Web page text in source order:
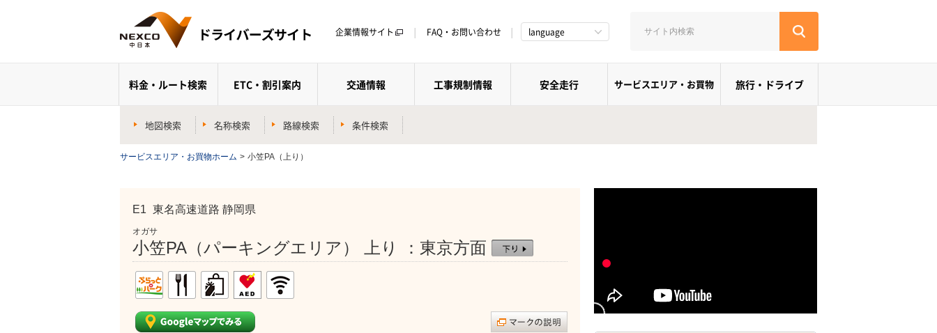
企業情報サイト FAQ・お問い合わせ language
料金・ルート検索 ETC・割引案内 交通情報 工事規制情報 安全走行 サービスエリア・お買物 旅行・ドライブ
地図検索 名称検索 路線検索 条件検索
サービスエリア・お買物ホーム > 小笠PA（上り）
E1 東名高速道路 静岡県
オガサ
小笠PA（パーキングエリア） 上り ：東京方面